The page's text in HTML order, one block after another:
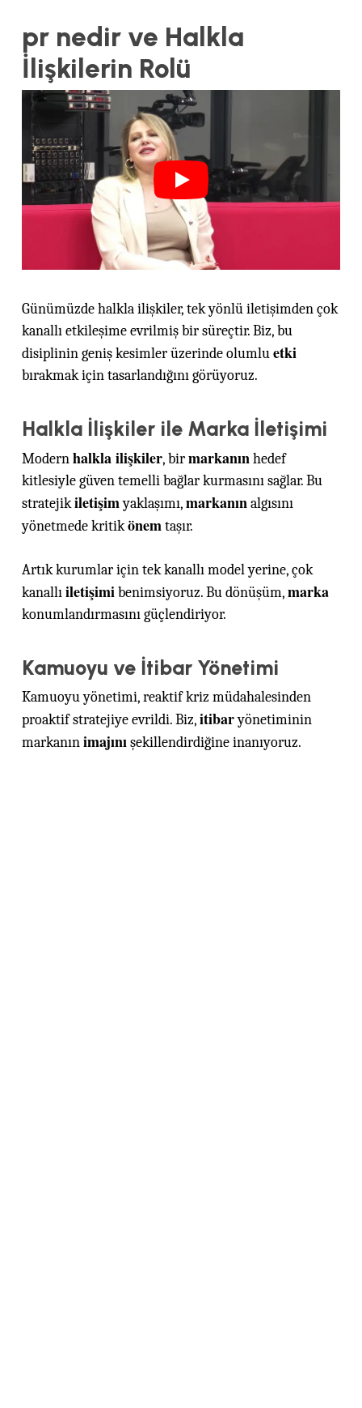
pr nedir ve Halkla
İlişkilerin Rolü
Günümüzde halkla ilişkiler, tek yönlü iletişimden çok
kanallı etkileşime evrilmiş bir süreçtir. Biz, bu
disiplinin geniş kesimler üzerinde olumluetki
bırakmak için tasarlandığını görüyoruz.
Halkla İlişkiler ile Marka İletişimi
Modernhalkla ilişkiler, birmarkanınhedef
kitlesiyle güven temelli bağlar kurmasını sağlar. Bu
stratejikiletişimyaklaşımı,markanınalgısını
yönetmede kritikönemtaşır.
Artık kurumlar için tek kanallı model yerine, çok
kanallıiletişimibenimsiyoruz. Bu dönüşüm,marka
konumlandırmasını güçlendiriyor.
Kamuoyu ve İtibar Yönetimi
Kamuoyu yönetimi, reaktif kriz müdahalesinden
proaktif stratejiye evrildi. Biz,itibaryönetiminin
markanınimajınışekillendirdiğine inanıyoruz.